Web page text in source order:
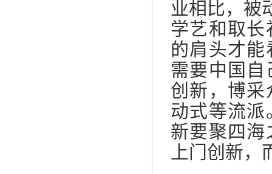
业相比，被
学艺和取长
的肩头才
需要中国
创新，博采
动式等流派
新要聚四海
上门创新